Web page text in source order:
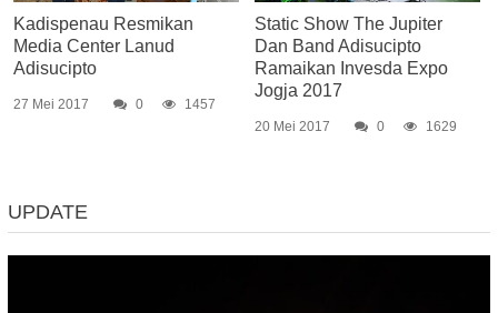
Kadispenau Resmikan
Media Center Lanud
Adisucipto
27 Mei 2017 0 1457
Static Show The Jupiter
Dan Band Adisucipto
Ramaikan Invesda Expo
Jogja 2017
20 Mei 2017 0 1629
UPDATE